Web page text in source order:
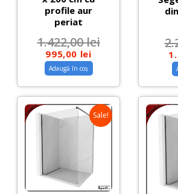
profile aur
periat
1.422,00lei
995,00 lei
Adaugă în coș
Sale!